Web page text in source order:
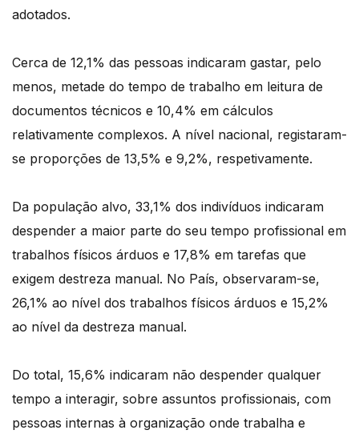
adotados.
Cerca de 12,1% das pessoas indicaram gastar, pelo
menos, metade do tempo de trabalho em leitura de
documentos técnicos e 10,4% em cálculos
relativamente complexos. A nível nacional, registaram-
se proporções de 13,5% e 9,2%, respetivamente.
Da população alvo, 33,1% dos indivíduos indicaram
despender a maior parte do seu tempo profissional em
trabalhos físicos árduos e 17,8% em tarefas que
exigem destreza manual. No País, observaram-se,
26,1% ao nível dos trabalhos físicos árduos e 15,2%
ao nível da destreza manual.
Do total, 15,6% indicaram não despender qualquer
tempo a interagir, sobre assuntos profissionais, com
pessoas internas à organização onde trabalha e